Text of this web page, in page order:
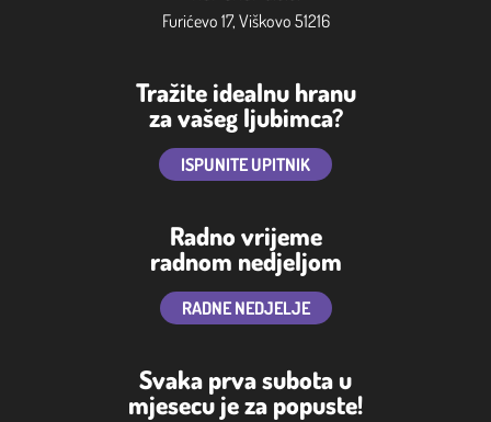
Furićevo 17, Viškovo 51216
Tražite idealnu hranu
za vašeg ljubimca?
ISPUNITE UPITNIK
Radno vrijeme
radnom nedjeljom
RADNE NEDJELJE
Svaka prva subota u
mjesecu je za popuste!